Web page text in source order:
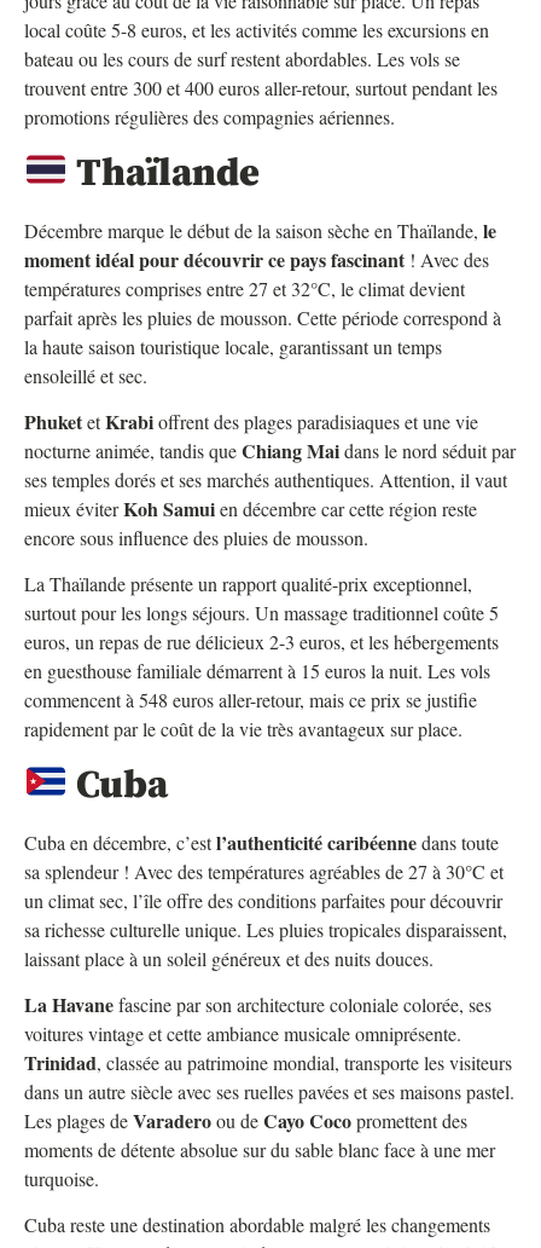
local coûte 5-8 euros, et les activités comme les excursions en
bateau ou les cours de surf restent abordables. Les vols se
trouvent entre 300 et 400 euros aller-retour, surtout pendant les
promotions régulières des compagnies aériennes.
Thaïlande
Décembre marque le début de la saison sèche en Thaïlande, le
moment idéal pour découvrir ce pays fascinant ! Avec des
températures comprises entre 27 et 32°C, le climat devient
parfait après les pluies de mousson. Cette période correspond à
la haute saison touristique locale, garantissant un temps
ensoleillé et sec.
PhuketetKrabioffrent des plages paradisiaques et une vie
nocturne animée, tandis queChiang Maidans le nord séduit par
ses temples dorés et ses marchés authentiques. Attention, il vaut
mieux éviterKoh Samuien décembre car cette région reste
encore sous influence des pluies de mousson.
La Thaïlande présente un rapport qualité-prix exceptionnel,
surtout pour les longs séjours. Un massage traditionnel coûte 5
euros, un repas de rue délicieux 2-3 euros, et les hébergements
en guesthouse familiale démarrent à 15 euros la nuit. Les vols
commencent à 548 euros aller-retour, mais ce prix se justifie
rapidement par le coût de la vie très avantageux sur place.
Cuba
Cuba en décembre, c’estl’authenticité caribéennedans toute
sa splendeur ! Avec des températures agréables de 27 à 30°C et
un climat sec, l’île offre des conditions parfaites pour découvrir
sa richesse culturelle unique. Les pluies tropicales disparaissent,
laissant place à un soleil généreux et des nuits douces.
La Havanefascine par son architecture coloniale colorée, ses
voitures vintage et cette ambiance musicale omniprésente.
Trinidad, classée au patrimoine mondial, transporte les visiteurs
dans un autre siècle avec ses ruelles pavées et ses maisons pastel.
Les plages deVaraderoou deCayo Cocopromettent des
moments de détente absolue sur du sable blanc face à une mer
turquoise.
Cuba reste une destination abordable malgré les changements